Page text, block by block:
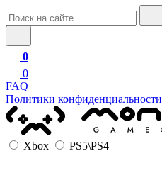
0
0
FAQ
Политики конфиденциальности
Xbox PS5\PS4